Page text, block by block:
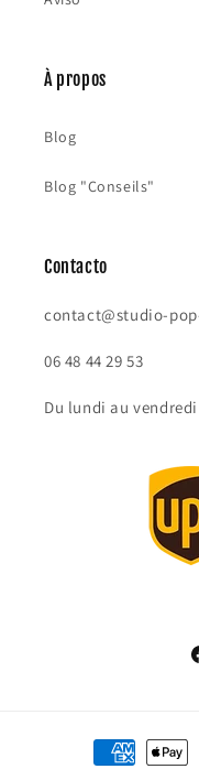
À propos
Blog
Blog "Conseils"
Contacto
contact@studio-
06 48 44 29 53
Du lundi au vendredi
Métodos
de